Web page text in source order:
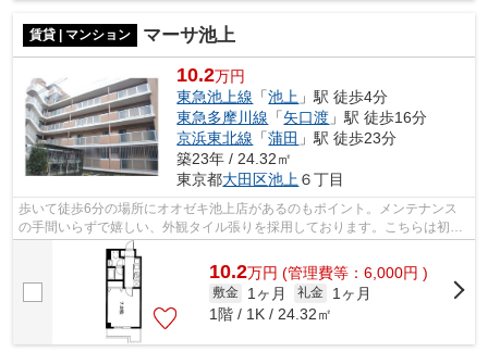
賃貸 | マンション マーサ池上
10.2万円
東急池上線 「池上 」駅 徒歩4分
東急多摩川線 「矢口渡 」駅 徒歩16分
京浜東北線 「蒲田 」駅 徒歩23分
築23年 / 24.32㎡
東京都大田区池上 ６丁目
歩いて徒歩6分の場所にオオゼキ池上店があるのもポイント。メンテナンス
の手間いらずで嬉しい、外観タイル張りを採用しております。こちらは初期
費用をカードでお支払いいただける物件...
10.2万円 (管理費等：6,000円 )
敷金 1ヶ月 礼金
1ヶ月
1階 / 1K / 24.32㎡